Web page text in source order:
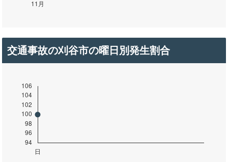
交通事故の刈谷市の曜日別発生割合